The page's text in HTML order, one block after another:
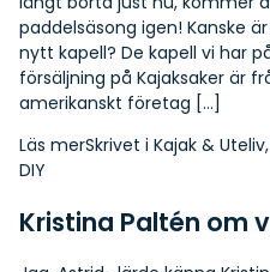
paddelsäsong igen! Kanske
nytt kapell? De kapell vi har
försäljning på Kajaksaker är
amerikanskt företag […]
Läs merSkrivet i Kajak & Uteliv,
DIY
Kristina Paltén om